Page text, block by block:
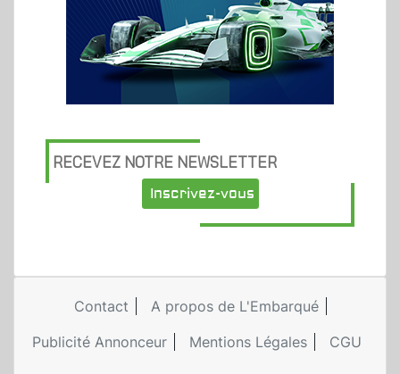
RECEVEZ NOTRE NEWSLETTER
Inscrivez-vous
Contact
A propos de L'Embarqué
Publicité Annonceur
Mentions Légales CGU